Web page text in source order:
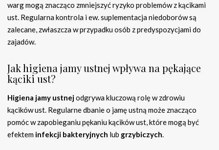
warg mogą znacząco zmniejszyć ryzyko problemów z kącikami
ust. Regularna kontrola i ew. suplementacja niedoborów są
zalecane, zwłaszcza w przypadku osób z predyspozycjami do
zajadów.
Jak higiena jamy ustnej wpływa na pękające
kąciki ust?
Higiena jamy ustnejodgrywa kluczową rolę w zdrowiu
kącików ust. Regularne dbanie o jamę ustną może znacząco
pomóc w zapobieganiu pękaniu kącików ust, które mogą być
efektem infekcji bakteryjnych lub grzybiczych.